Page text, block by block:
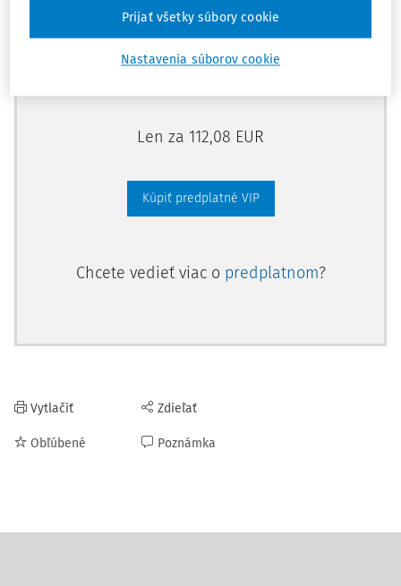
Kompletný odborný obsah portálu
Všetky praktické nástroje: vzory, smart
dokumenty, knižnica
Len za 112,08 EUR
Kúpiť predplatné VIP
Chcete vedieť viac o predplatnom?
Vytlačiť
Obľúbené
Zdieľať
Poznámka
Nastavenia súborov cookie
Prijať všetky súbory cookie